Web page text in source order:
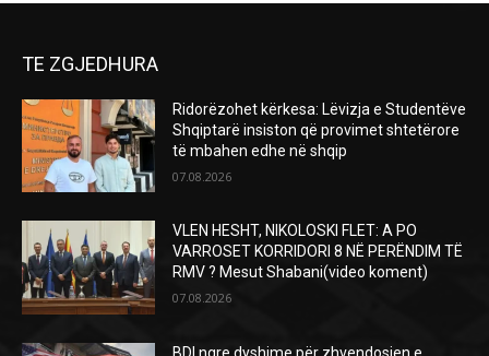
TE ZGJEDHURA
Ridorëzohet kërkesa: Lëvizja e Studentëve
Shqiptarë insiston që provimet shtetërore
të mbahen edhe në shqip
07.08.2026
VLEN HESHT, NIKOLOSKI FLET: A PO
VARROSET KORRIDORI 8 NË PERËNDIM TË
RMV ? Mesut Shabani(video koment)
07.08.2026